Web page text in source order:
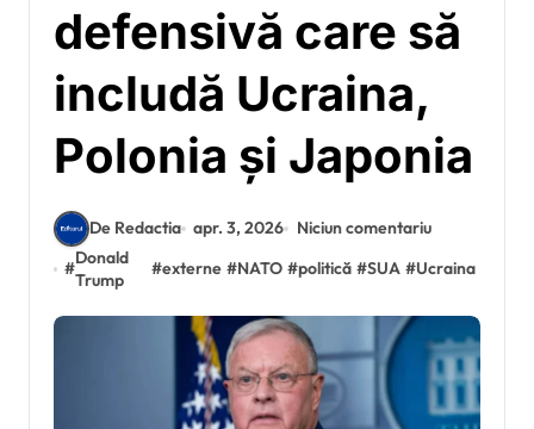
defensivă care să
includă Ucraina,
Polonia și Japonia
De Redactia apr. 3, 2026
Niciun comentariu
#
Donald
Trump
#externe #NATO #politică #SUA #Ucraina